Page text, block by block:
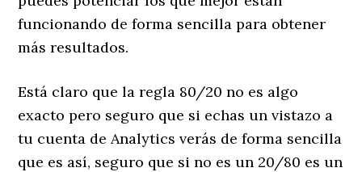
funcionando de forma sencilla para obtener
más resultados.
Está claro que la regla 80/20 no es algo
exacto pero seguro que si echas un vistazo a
tu cuenta de Analytics verás de forma sencilla
que es así, seguro que si no es un 20/80 es un